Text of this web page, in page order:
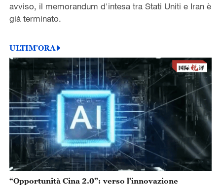
avviso, il memorandum d'intesa tra Stati Uniti e Iran è
già terminato.
ULTIM'ORA
“Opportunità Cina 2.0”: verso l’innovazione